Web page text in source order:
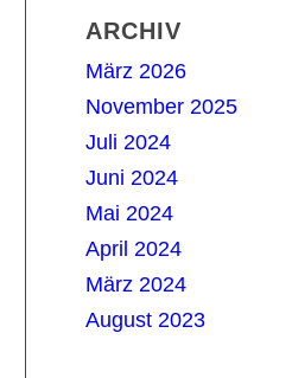
ARCHIV
März 2026
November 2025
Juli 2024
Juni 2024
Mai 2024
April 2024
März 2024
August 2023